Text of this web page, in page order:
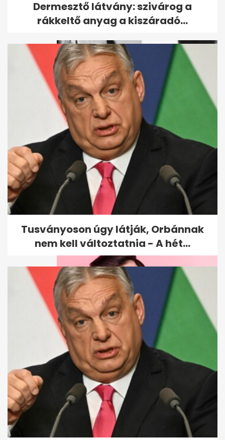
gyerekrajzok alapján?
Retró kvíz gyerekkorod
kedvenc meséivel - Ha
meglesz a 6 pont,...
Észbontó kvíz: a 10/10 csak
keveseknek sikerül, sokan a
hatodik...
Dermesztő látvány: szivárog a
rákkeltő anyag a kiszáradó...
Tusványoson úgy látják, Orbánnak
nem kell változtatnia - A hét...